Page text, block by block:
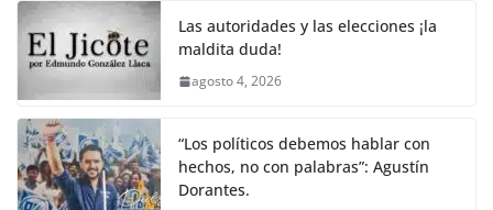
Las autoridades y las elecciones ¡la
maldita duda!
agosto 4, 2026
“Los políticos debemos hablar con
hechos, no con palabras”: Agustín
Dorantes.